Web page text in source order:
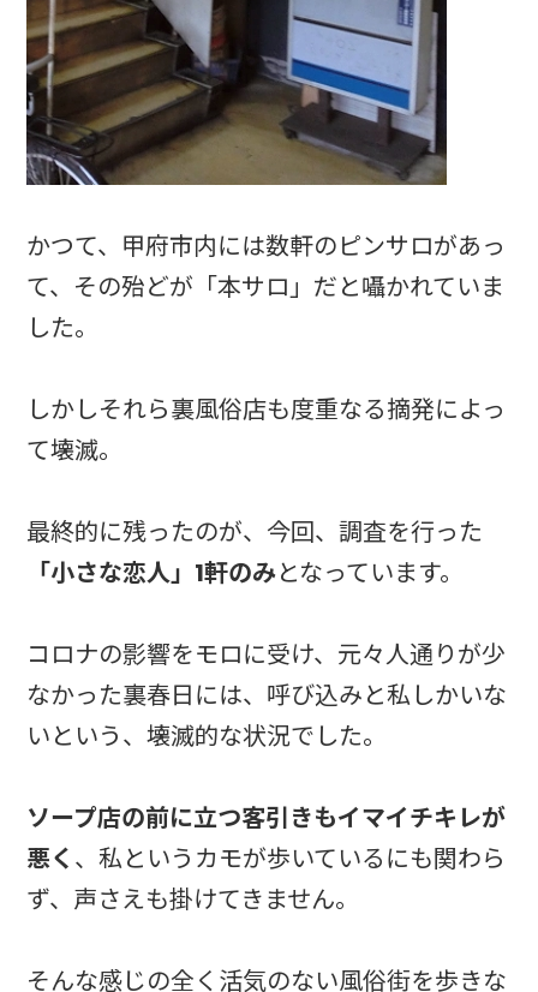
かつて、甲府市内には数軒のピンサロがあっ
て、その殆どが「本サロ」だと囁かれていま
した。
しかしそれら裏風俗店も度重なる摘発によっ
て壊滅。
最終的に残ったのが、今回、調査を行った
「小さな恋人」1軒のみとなっています。
コロナの影響をモロに受け、元々人通りが少
なかった裏春日には、呼び込みと私しかいな
いという、壊滅的な状況でした。
ソープ店の前に立つ客引きもイマイチキレが
悪く 、私というカモが歩いているにも関わら
ず、声さえも掛けてきません。
そんな感じの全く活気のない風俗街を歩きな